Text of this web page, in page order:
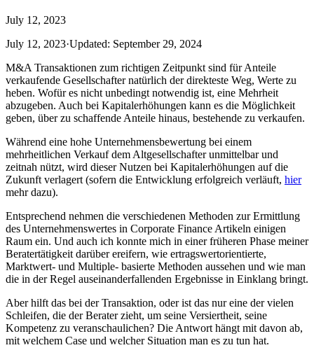
July 12, 2023
July 12, 2023·Updated: September 29, 2024
M&A Transaktionen zum richtigen Zeitpunkt sind für Anteile
verkaufende Gesellschafter natürlich der direkteste Weg, Werte zu
heben. Wofür es nicht unbedingt notwendig ist, eine Mehrheit
abzugeben. Auch bei Kapitalerhöhungen kann es die Möglichkeit
geben, über zu schaffende Anteile hinaus, bestehende zu verkaufen.
Während eine hohe Unternehmensbewertung bei einem
mehrheitlichen Verkauf dem Altgesellschafter unmittelbar und
zeitnah nützt, wird dieser Nutzen bei Kapitalerhöhungen auf die
Zukunft verlagert (sofern die Entwicklung erfolgreich verläuft, hier
mehr dazu).
Entsprechend nehmen die verschiedenen Methoden zur Ermittlung
des Unternehmenswertes in Corporate Finance Artikeln einigen
Raum ein. Und auch ich konnte mich in einer früheren Phase meiner
Beratertätigkeit darüber ereifern, wie ertragswertorientierte,
Marktwert- und Multiple- basierte Methoden aussehen und wie man
die in der Regel auseinanderfallenden Ergebnisse in Einklang bringt.
Aber hilft das bei der Transaktion, oder ist das nur eine der vielen
Schleifen, die der Berater zieht, um seine Versiertheit, seine
Kompetenz zu veranschaulichen? Die Antwort hängt mit davon ab,
mit welchem Case und welcher Situation man es zu tun hat.